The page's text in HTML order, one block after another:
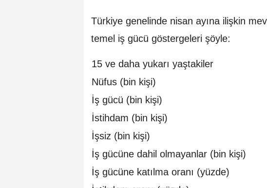
Türkiye genelinde nisan ayına ilişkin
temel iş gücü göstergeleri şöyle:
15 ve daha yukarı yaştakiler
Nüfus (bin kişi)
İş gücü (bin kişi)
İstihdam (bin kişi)
İşsiz (bin kişi)
İş gücüne dahil olmayanlar (bin kişi)
İş gücüne katılma oranı (yüzde)